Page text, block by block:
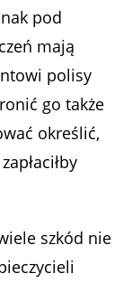
pod
mają
polisy
go także
określić,
szkód nie